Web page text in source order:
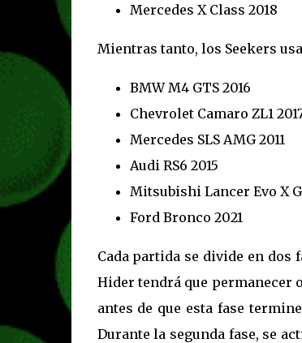
Mercedes X Class 2018
Mientras tanto, los Seekers
BMW M4 GTS 2016
Chevrolet Camaro ZL1
Mercedes SLS AMG 2011
Audi RS6 2015
Mitsubishi Lancer Evo X
Ford Bronco 2021
Cada partida se divide en dos
Hider tendrá que permanecer
antes de que esta fase
Durante la segunda fase, se